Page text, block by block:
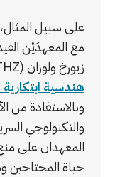
على سبيل المثال،
مع المعهدَيْن
زيورخ ولوزان (ETHZ وEPFL) لاستحداث
هندسية ابتكارية
وبالاستفادة من
والتكنولوجي
المعهدان على
حياة